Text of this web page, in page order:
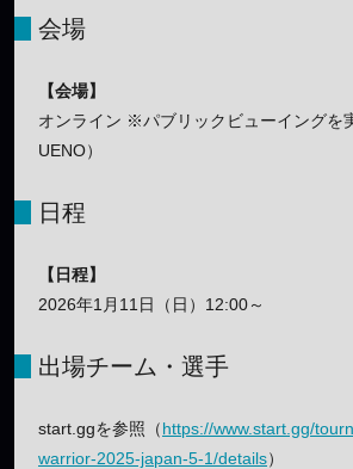
会場
【会場】
オンライン ※パブリックビューイングを
UENO）
日程
【日程】
2026年1月11日（日）12:00～
出場チーム・選手
start.ggを参照（https://www.start.gg/
warrior-2025-japan-5-1/details）